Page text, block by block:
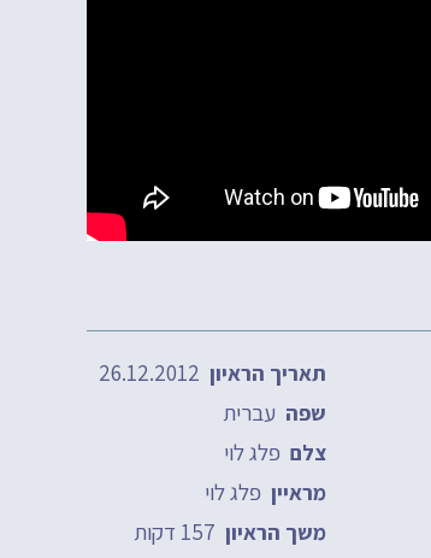
תאריך הראיון
שפה עברית
צלם פלג לוי
מראיין פלג לוי
משך הראיון